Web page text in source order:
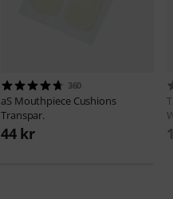
360
aS Mouthpiece Cushions
Transpar.
44 kr